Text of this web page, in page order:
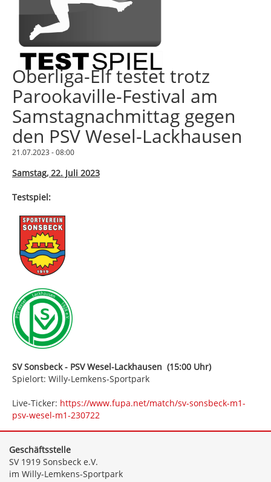
Oberliga-Elf testet trotz
Parookaville-Festival am
Samstagnachmittag gegen
den PSV Wesel-Lackhausen
21.07.2023 - 08:00
Samstag, 22. Juli 2023
Testspiel:
SV Sonsbeck - PSV Wesel-Lackhausen (15:00 Uhr)
Spielort: Willy-Lemkens-Sportpark
Live-Ticker: https://www.fupa.net/match/sv-sonsbeck-m1-
psv-wesel-m1-230722
Geschäftsstelle
SV 1919 Sonsbeck e.V.
im Willy-Lemkens-Sportpark